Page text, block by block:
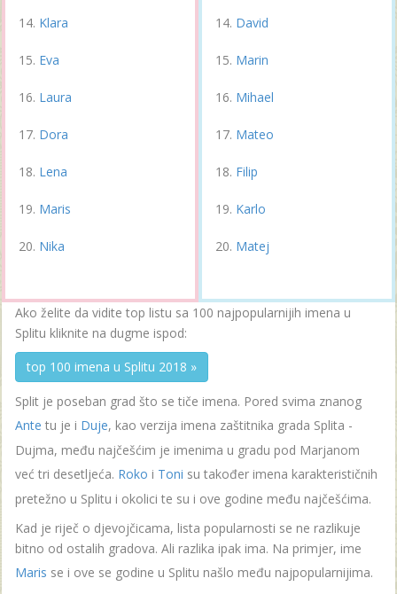
Klara
Eva
Laura
Dora
Lena
Maris
Nika
David
Marin
Mihael
Mateo
Filip
Karlo
Matej
Ako želite da vidite top listu sa 100 najpopularnijih imena u
Splitu kliknite na dugme ispod:
top 100 imena u Splitu 2018 »
Split je poseban grad što se tiče imena. Pored svima znanog
Ante tu je i Duje, kao verzija imena zaštitnika grada Splita -
Dujma, među najčešćim je imenima u gradu pod Marjanom
već tri desetljeća. Roko i Toni su također imena karakterističnih
pretežno u Splitu i okolici te su i ove godine među najčešćima.
Kad je riječ o djevojčicama, lista popularnosti se ne razlikuje
bitno od ostalih gradova. Ali razlika ipak ima. Na primjer, ime
Maris se i ove se godine u Splitu našlo među najpopularnijima.